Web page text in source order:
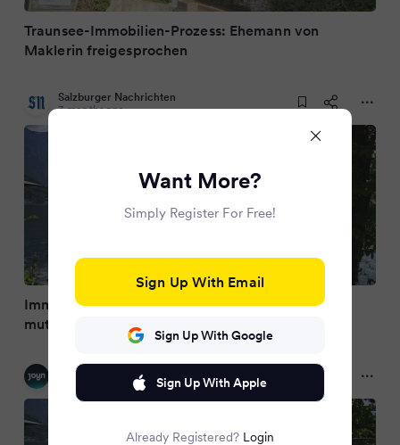
Traunsee-Immobilien-Prozess: Ehemann von
Maklerin freigesprochen
Salzburger Nachrichten
3 months ago
Immo-Deal am Traunsee: Freispruch für
mutmaßlichen Tippgeber
JOYN News
Want More?
Simply Register For Free!
Sign Up With Email
Sign Up With Google
Sign Up With Apple
Already Registered? Login